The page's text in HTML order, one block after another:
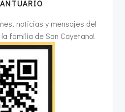
noticias y mensajes del
familia de San Cayetano!